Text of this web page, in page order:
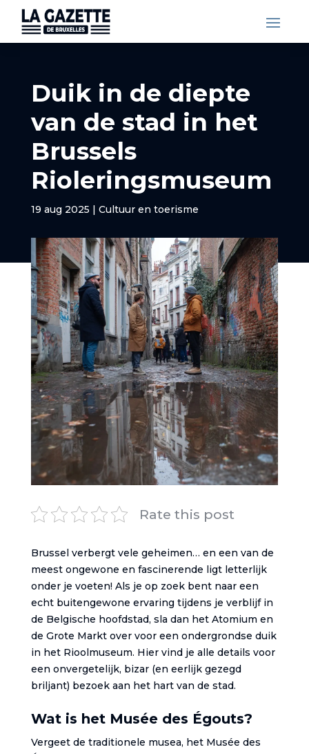
Duik in de diepte
van de stad in het
Brussels
Rioleringsmuseum
19 aug 2025 | Cultuur en toerisme
Rate this post
Brussel verbergt vele geheimen… en een van de
meest ongewone en fascinerende ligt letterlijk
onder je voeten! Als je op zoek bent naar een
echt buitengewone ervaring tijdens je verblijf in
de Belgische hoofdstad, sla dan het Atomium en
de Grote Markt over voor een ondergrondse duik
in het Rioolmuseum. Hier vind je alle details voor
een onvergetelijk, bizar (en eerlijk gezegd
briljant) bezoek aan het hart van de stad.
Wat is het Musée des Égouts?
Vergeet de traditionele musea, het Musée des